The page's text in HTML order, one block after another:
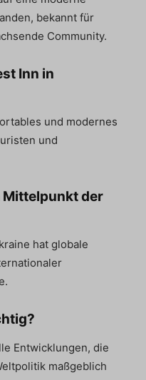
bekannt für
Community.
Inn in
und modernes
und
Mittelpunkt der
hat globale
Entwicklungen, die
maßgeblich